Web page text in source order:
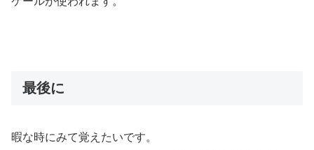
最後に
暇な時にみて覚えたいです。